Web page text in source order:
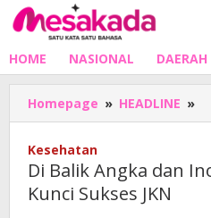
Lewati
ke
HOME NASIONAL DAERAH
Homepage » HEADLINE »
Kesehatan
Di Balik Angka dan
Kunci Sukses JKN